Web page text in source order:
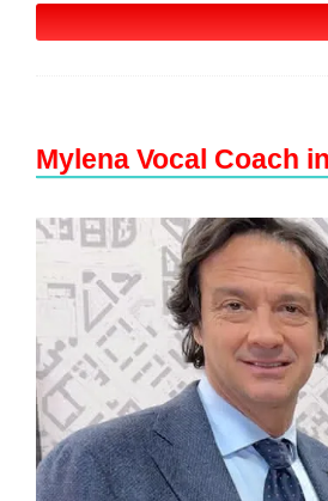
Mylena Vocal Coach